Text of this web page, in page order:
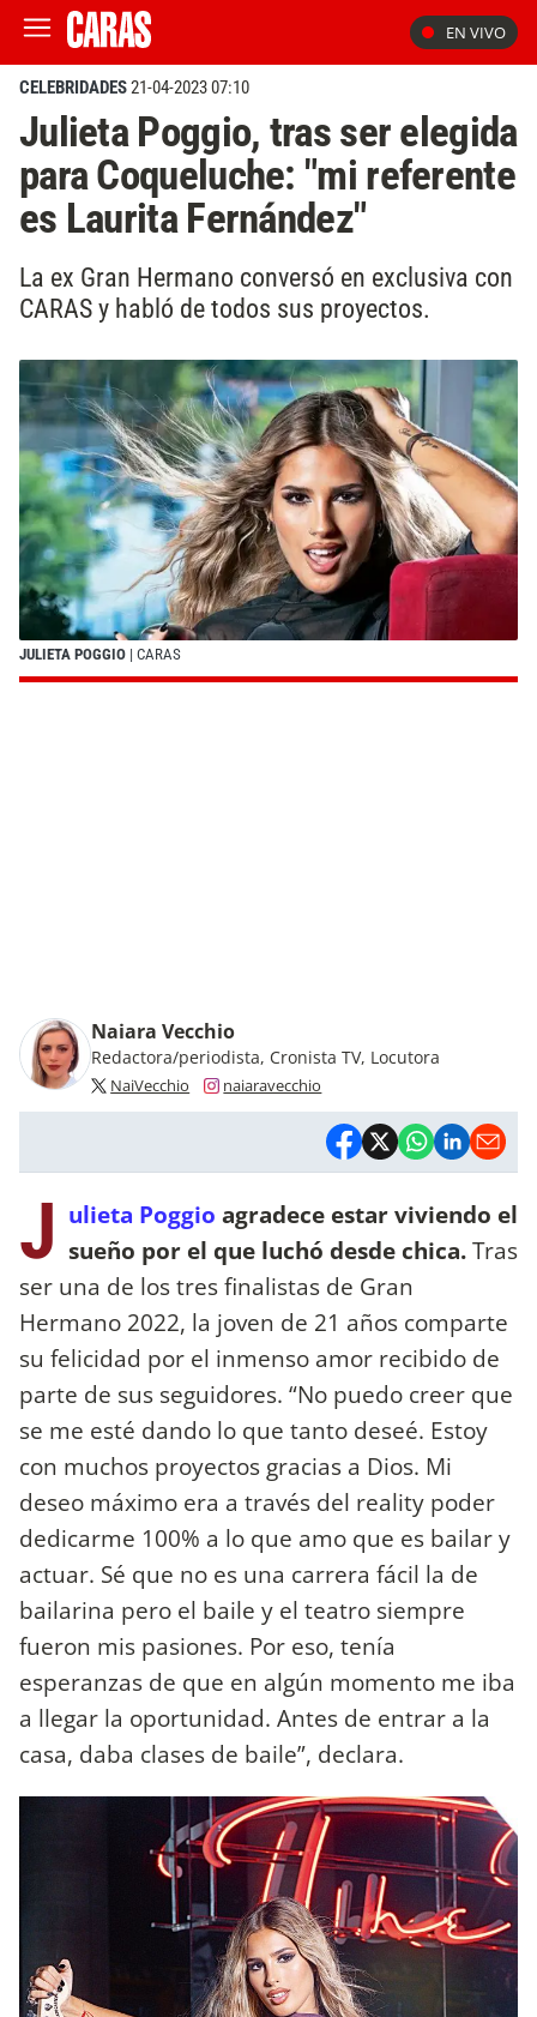
EN VIVO
CELEBRIDADES21-04-2023 07:10
Julieta Poggio, tras ser elegida
para Coqueluche: "mi referente
es Laurita Fernández"
La ex Gran Hermano conversó en exclusiva con
CARAS y habló de todos sus proyectos.
JULIETA POGGIO | CARAS
Naiara Vecchio
Redactora/periodista, Cronista TV, Locutora
NaiVecchio naiaravecchio
J ulieta Poggio agradece estar viviendo el
sueño por el que luchó desde chica.Tras
ser una de los tres finalistas de Gran
Hermano 2022, la joven de 21 años comparte
su felicidad por el inmenso amor recibido de
parte de sus seguidores. “No puedo creer que
se me esté dando lo que tanto deseé. Estoy
con muchos proyectos gracias a Dios. Mi
deseo máximo era a través del reality poder
dedicarme 100% a lo que amo que es bailar y
actuar. Sé que no es una carrera fácil la de
bailarina pero el baile y el teatro siempre
fueron mis pasiones. Por eso, tenía
esperanzas de que en algún momento me iba
a llegar la oportunidad. Antes de entrar a la
casa, daba clases de baile”, declara.